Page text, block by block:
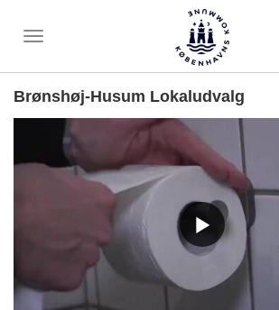
Toggle
Brønshøj-Husum Lokaludvalg